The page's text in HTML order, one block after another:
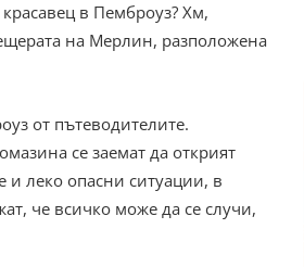
в Пемброуз? Хм,
на Мерлин, разположена
от пътеводителите.
се заемат да открият
и леко опасни ситуации, в
че всичко може да се случи,